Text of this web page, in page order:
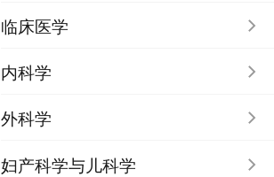
临床医学
内科学
外科学
妇产科学与儿科学